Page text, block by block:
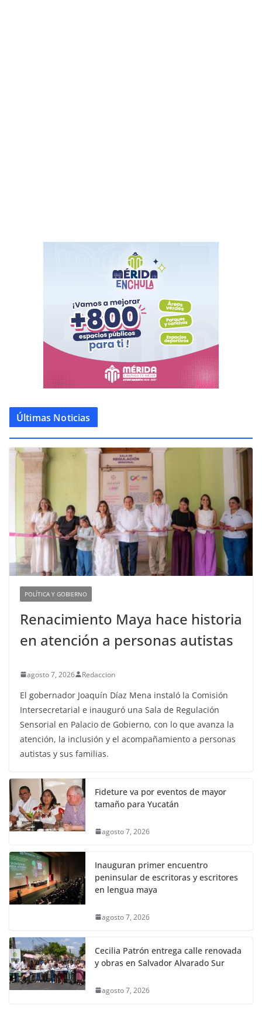
Últimas Noticias
POLÍTICA Y GOBIERNO
Renacimiento Maya hace historia
en atención a personas autistas
agosto 7, 2026 Redaccion
El gobernador Joaquín Díaz Mena instaló la Comisión
Intersecretarial e inauguró una Sala de Regulación
Sensorial en Palacio de Gobierno, con lo que avanza la
atención, la inclusión y el acompañamiento a personas
autistas y sus familias.
Fideture va por eventos de mayor
tamaño para Yucatán
agosto 7, 2026
Inauguran primer encuentro
peninsular de escritoras y escritores
en lengua maya
agosto 7, 2026
Cecilia Patrón entrega calle renovada
y obras en Salvador Alvarado Sur
agosto 7, 2026